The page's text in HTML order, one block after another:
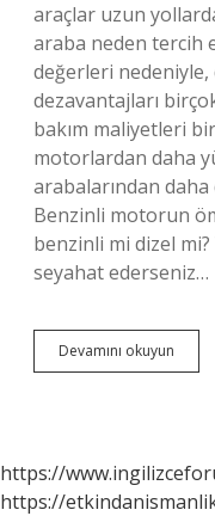
araçlar uzun
araba neden tercih
değerleri
dezavantajları
bakım maliyetleri
motorlardan daha
arabalarından
Benzinli motorun
benzinli mi dizel mi?
seyahat ederseniz…
Devamını okuyun
Mi
https://
https://